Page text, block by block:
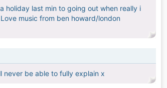
holiday last min to going out when really i
music from ben howard/london
never be able to fully explain x